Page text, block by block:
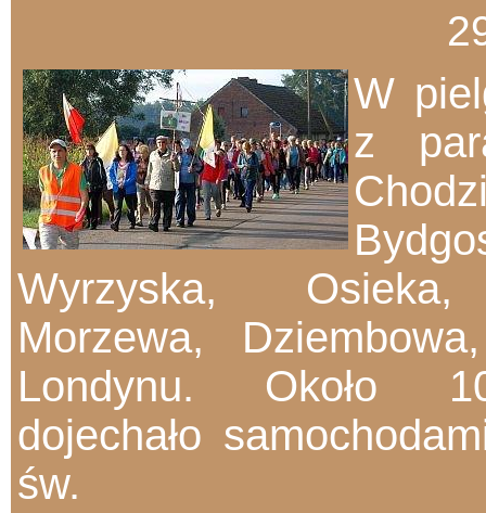
W
z
Wyrzyska,
Morzewa,
Londynu. Około
dojechało
św.